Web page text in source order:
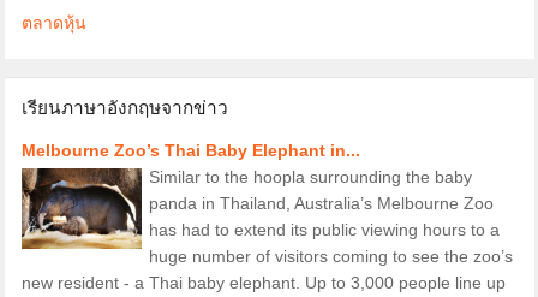
ตลาดหุ้น
เรียนภาษาอังกฤษจากข่าว
Melbourne Zoo’s Thai Baby Elephant in...
Similar to the hoopla surrounding the baby
panda in Thailand, Australia’s Melbourne Zoo
has had to extend its public viewing hours to a
huge number of visitors coming to see the zoo’s
new resident - a Thai baby elephant. Up to 3,000 people line up